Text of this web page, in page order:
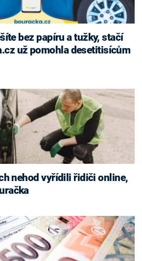
už pomohla desetitisícům